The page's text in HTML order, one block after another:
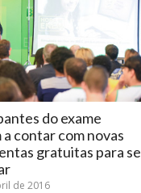
do exame
a contar com novas
gratuitas para se
de 2016